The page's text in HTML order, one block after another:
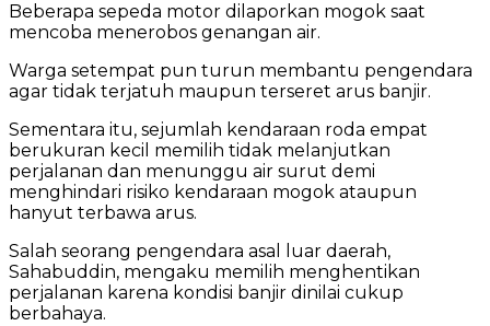
Beberapa sepeda motor dilaporkan mogok saat
mencoba menerobos genangan air.
Warga setempat pun turun membantu pengendara
agar tidak terjatuh maupun terseret arus banjir.
Sementara itu, sejumlah kendaraan roda empat
berukuran kecil memilih tidak melanjutkan
perjalanan dan menunggu air surut demi
menghindari risiko kendaraan mogok ataupun
hanyut terbawa arus.
Salah seorang pengendara asal luar daerah,
Sahabuddin, mengaku memilih menghentikan
perjalanan karena kondisi banjir dinilai cukup
berbahaya.